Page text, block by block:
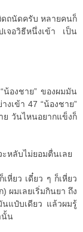
ถนัดครับ หลายคนก็
จอวิธีหนึ่งเข้า เป็น
น้องชาย” ของผมมัน
งเข้า 47 “น้องชาย”
ย วันไหนอยากแข็งก็
หลับไม่ยอมตื่นเลย
หี่ยว เดี๋ยว ๆ ก็เหี่ยว
ผมเลยเริ่มกินยา ถึง
แป๋บเดียว แล้วผมรู้
นั้น